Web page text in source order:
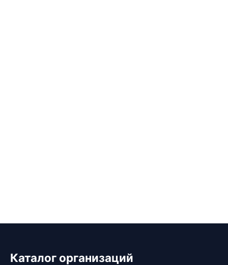
Каталог организаций